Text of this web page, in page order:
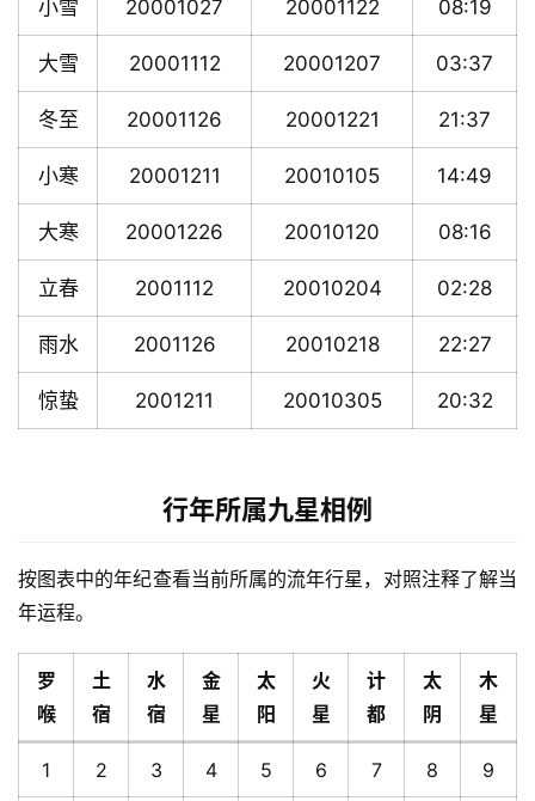
小雪 20001027 20001122 08:19
大雪 20001112 20001207 03:37
冬至 20001126 20001221 21:37
小寒 20001211 20010105 14:49
大寒 20001226 20010120 08:16
立春 2001112 20010204 02:28
雨水 2001126 20010218 22:27
惊蛰 2001211 20010305 20:32
行年所属九星相例
按图表中的年纪查看当前所属的流年行星，对照注释了解当
年运程。
罗
喉
土
宿
水
宿
金
星
太
阳
火
星
计
都
太
阴
木
星
1 2 3 4 5 6 7 8 9